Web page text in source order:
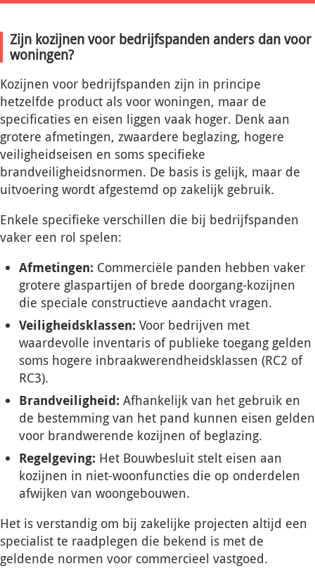
Zijn kozijnen voor bedrijfspanden anders dan voor
woningen?
Kozijnen voor bedrijfspanden zijn in principe
hetzelfde product als voor woningen, maar de
specificaties en eisen liggen vaak hoger. Denk aan
grotere afmetingen, zwaardere beglazing, hogere
veiligheidseisen en soms specifieke
brandveiligheidsnormen. De basis is gelijk, maar de
uitvoering wordt afgestemd op zakelijk gebruik.
Enkele specifieke verschillen die bij bedrijfspanden
vaker een rol spelen:
Afmetingen: Commerciële panden hebben vaker
grotere glaspartijen of brede doorgang-kozijnen
die speciale constructieve aandacht vragen.
Veiligheidsklassen: Voor bedrijven met
waardevolle inventaris of publieke toegang gelden
soms hogere inbraakwerendheidsklassen (RC2 of
RC3).
Brandveiligheid: Afhankelijk van het gebruik en
de bestemming van het pand kunnen eisen gelden
voor brandwerende kozijnen of beglazing.
Regelgeving: Het Bouwbesluit stelt eisen aan
kozijnen in niet-woonfuncties die op onderdelen
afwijken van woongebouwen.
Het is verstandig om bij zakelijke projecten altijd een
specialist te raadplegen die bekend is met de
geldende normen voor commercieel vastgoed.